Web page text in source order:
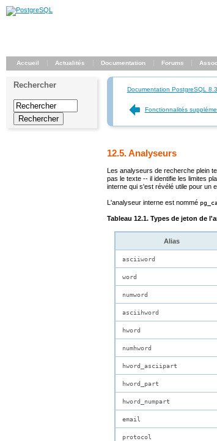
Accueil Actualités Documentation Forums
Rechercher Documentation PostgreSQL
Fonctionnalités
12.5. Analyseurs
Les analyseurs de recherche plein
pas le texte -- il identifie les limites
interne qui s'est révélé utile pour un
L'analyseur interne est nommé
Tableau 12.1. Types de jeton de
Alias
asciiword
word
numword
asciihword
hword
numhword
hword_asciipart
hword_part
hword_numpart
email
protocol